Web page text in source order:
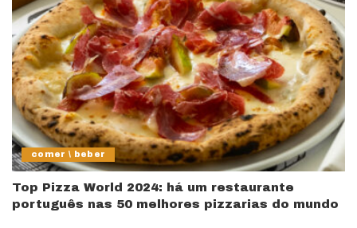
comer \ beber
Top Pizza World 2024: há um restaurante
português nas 50 melhores pizzarias do mundo